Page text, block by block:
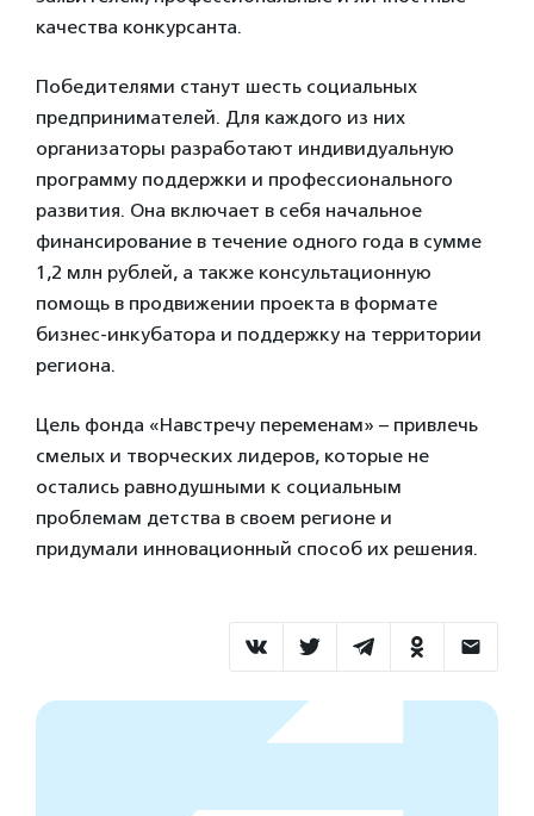
качества конкурсанта.
Победителями станут шесть социальных
предпринимателей. Для каждого из них
организаторы разработают индивидуальную
программу поддержки и профессионального
развития. Она включает в себя начальное
финансирование в течение одного года в сумме
1,2 млн рублей, а также консультационную
помощь в продвижении проекта в формате
бизнес-инкубатора и поддержку на территории
региона.
Цель фонда «Навстречу переменам» – привлечь
смелых и творческих лидеров, которые не
остались равнодушными к социальным
проблемам детства в своем регионе и
придумали инновационный способ их решения.